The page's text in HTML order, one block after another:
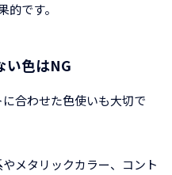
です。
い色はNG
合わせた色使いも大切で
メタリックカラー、コント